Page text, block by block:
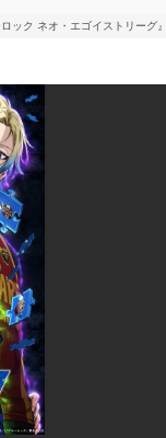
ロック ネオ・エゴイストリー